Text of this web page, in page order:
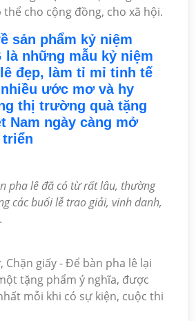
thể cho cộng đồng, cho xã hội.
sản phẩm kỷ niệm
là những mẫu kỷ niệm
đẹp, làm tỉ mỉ tinh tế
ước mơ và hy
thị trường quà tặng
Nam ngày càng mở
triển
pha lê đã có từ rất lâu, thường
các buổi lễ trao giải, vinh danh,
Chặn giấy - Để bàn pha lê lại
tặng phẩm ý nghĩa, được
mỗi khi có sự kiện, cuộc thi